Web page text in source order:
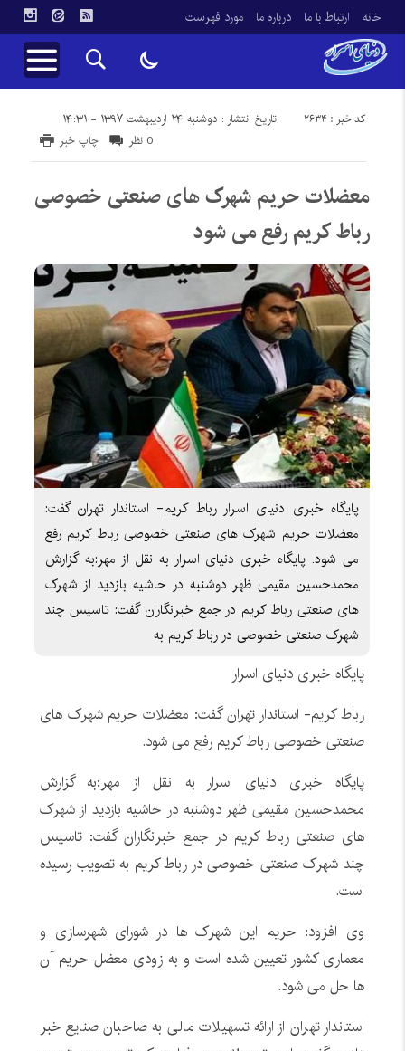
خانه ارتباط با ما درباره ما مورد فهرست
تاریخ انتشار : دوشنبه ۲۴ اردیبهشت ۱۳۹۷ - ۱۴:۳۱ کد خبر : 2634
چاپ خبر 0 نظر
معضلات حریم شهرک های صنعتی خصوصی
رباط کریم رفع می شود
پایگاه خبری دنیای اسرار رباط کریم- استاندار تهران گفت:
معضلات حریم شهرک های صنعتی خصوصی رباط کریم رفع
می شود. پایگاه خبری دنیای اسرار به نقل از مهر:به گزارش
محمدحسین مقیمی ظهر دوشنبه در حاشیه بازدید از شهرک
های صنعتی رباط کریم در جمع خبرنگاران گفت: تاسیس چند
شهرک صنعتی خصوصی در رباط کریم به
پایگاه خبری دنیای اسرار
رباط کریم- استاندار تهران گفت: معضلات حریم شهرک های
صنعتی خصوصی رباط کریم رفع می شود.
پایگاه خبری دنیای اسرار به نقل از مهر:به گزارش
محمدحسین مقیمی ظهر دوشنبه در حاشیه بازدید از شهرک
های صنعتی رباط کریم در جمع خبرنگاران گفت: تاسیس
چند شهرک صنعتی خصوصی در رباط کریم به تصویب رسیده
است.
وی افزود: حریم این شهرک ها در شورای شهرسازی و
معماری کشور تعیین شده است و به زودی معضل حریم آن
ها حل می شود.
استاندار تهران از ارائه تسهیلات مالی به صاحبان صنایع خبر